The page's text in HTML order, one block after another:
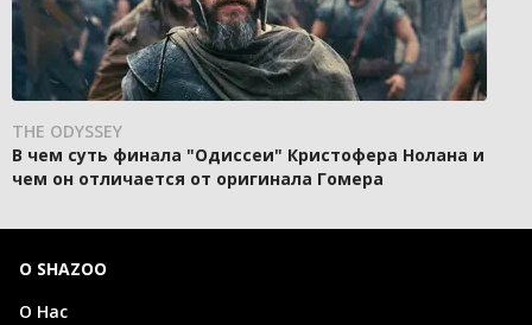
THE ODYSSEY
В чем суть финала "Одиссеи" Кристофера Нолана и
чем он отличается от оригинала Гомера
О SHAZOO
О Нас